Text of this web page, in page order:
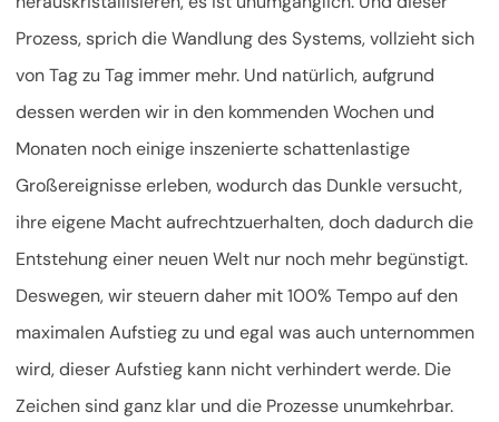
Prozess, sprich die Wandlung des Systems, vollzieht sich
von Tag zu Tag immer mehr. Und natürlich, aufgrund
dessen werden wir in den kommenden Wochen und
Monaten noch einige inszenierte schattenlastige
Großereignisse erleben, wodurch das Dunkle versucht,
ihre eigene Macht aufrechtzuerhalten, doch dadurch die
Entstehung einer neuen Welt nur noch mehr begünstigt.
Deswegen, wir steuern daher mit 100% Tempo auf den
maximalen Aufstieg zu und egal was auch unternommen
wird, dieser Aufstieg kann nicht verhindert werde. Die
Zeichen sind ganz klar und die Prozesse unumkehrbar.